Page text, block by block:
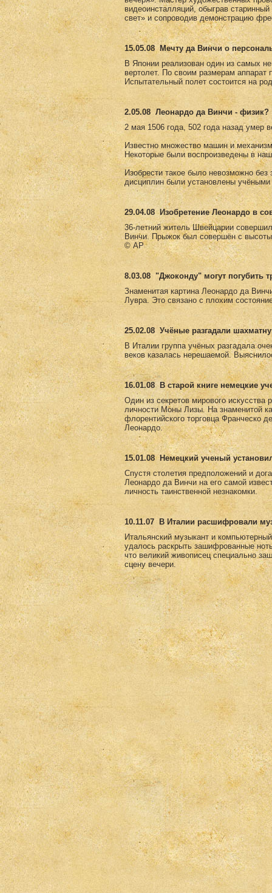
видеоинсталляций, обыграв
свет» и сопроводив демонстрацию
15.05.08 Мечту да Винчи о
В Японии реализован один из самых
вертолет. По своим размерам
Испытательный полет состоится на
2.05.08 Леонардо да Винчи - физик?
2 мая 1506 года, 502 года назад умер
Известно множество машин и
Некоторые были воспроизведены в
Изобрести такое было невозможно
дисциплин были установлены
29.04.08
Изобретение Леонардо в
36-летний житель Швейцарии
Винчи. Прыжок был совершён с
© AP
8.03.08 "Джоконду" могут погубить
Знаменитая картина Леонардо да
Лувра. Это связано с плохим
25.02.08 Учёные разгадали
В Италии группа учёных разгадала
веков казалась нерешаемой.
16.01.08
В старой книге немецкие
Один из секретов мирового искусства
личности Моны Лизы. На знаменитой
флорентийского торговца Франческо
Леонардо.
15.01.08 Немецкий ученый
Спустя столетия предположений и
Леонардо да Винчи на его самой
личность таинственной незнакомки.
10.11.07
В Италии расшифровали
Итальянский музыкант и
удалось раскрыть зашифрованные
что великий живописец специально
сцену вечери.